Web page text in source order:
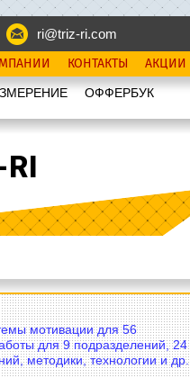
ri@triz-ri.com
КОНТАКТЫ АКЦИИ
OФФЕРБУК
мотивации для 56
для 9 подразделений, 24
методики, технологии и др.